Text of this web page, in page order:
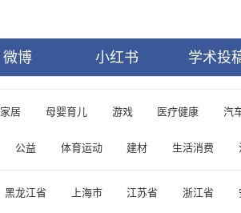
微博 小红书 学术投
居 母婴育儿 游戏 医疗健康 汽
公益 体育运动 建材 生活消费
黑龙江省 上海市 江苏省 浙江省